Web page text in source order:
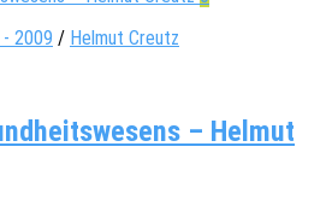
2009 / Helmut Creutz
– Helmut